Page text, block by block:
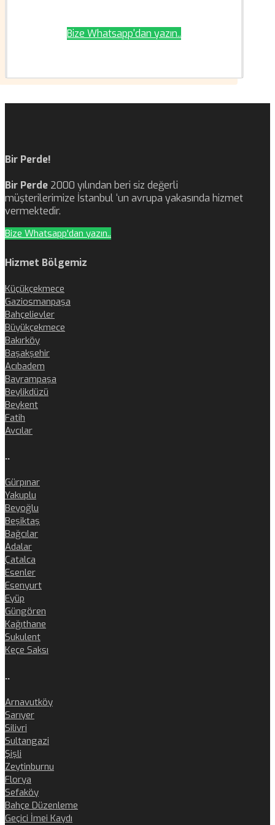
Bize Whatsapp'dan yazın..
Bir Perde!
Bir Perde 2000 yılından beri siz değerli
müşterilerimize İstanbul ‘un avrupa yakasında hizmet
vermektedir.
Bize Whatsapp'dan yazın..
Hizmet Bölgemiz
Küçükçekmece
Gaziosmanpaşa
Bahçelievler
Büyükçekmece
Bakırköy
Başakşehir
Acıbadem
Bayrampaşa
Beylikdüzü
Beykent
Fatih
Avcılar
..
Gürpınar
Yakuplu
Beyoğlu
Beşiktaş
Bağcılar
Adalar
Çatalca
Esenler
Esenyurt
Eyüp
Güngören
Kağıthane
Sukulent
Keçe Saksı
..
Arnavutköy
Sarıyer
Silivri
Sultangazi
Şişli
Zeytinburnu
Florya
Sefaköy
Bahçe Düzenleme
Geçici İmei Kaydı